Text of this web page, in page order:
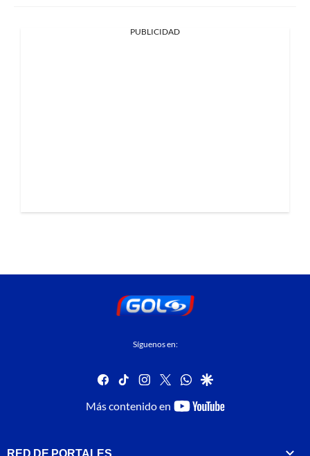
PUBLICIDAD
Síguenos en:
facebook
tiktok instagram
twitterwhatsapp
google
Más contenido en
youtube-
RED DE PORTALES